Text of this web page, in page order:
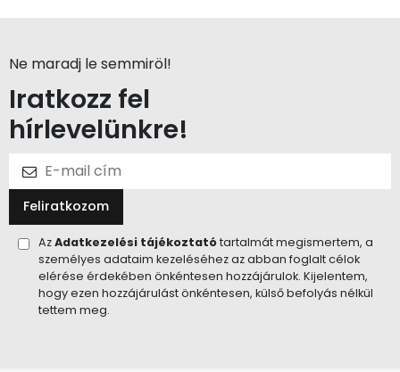
Ne maradj le semmiröl!
Iratkozz fel
hírlevelünkre!
Feliratkozom
AzAdatkezelési tájékoztatótartalmát megismertem, a
személyes adataim kezeléséhez az abban foglalt célok
elérése érdekében önkéntesen hozzájárulok. Kijelentem,
hogy ezen hozzájárulást önkéntesen, külső befolyás nélkül
tettem meg.